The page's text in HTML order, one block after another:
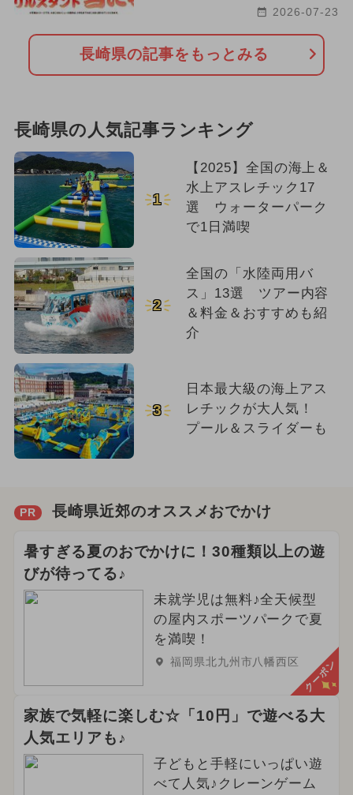
2026-07-23
長崎県の記事をもっとみる
長崎県の人気記事ランキング
1
【2025】全国の海上＆
水上アスレチック17
選 ウォーターパーク
で1日満喫
2
全国の「水陸両用バ
ス」13選 ツアー内容
＆料金＆おすすめも紹
介
3
日本最大級の海上アス
レチックが大人気！
プール＆スライダーも
PR 長崎県近郊のオススメおでかけ
暑すぎる夏のおでかけに！30種類以上の遊
びが待ってる♪
未就学児は無料♪全天候型
の屋内スポーツパークで夏
を満喫！
福岡県北九州市八幡西区 クーポン
家族で気軽に楽しむ☆「10円」で遊べる大
人気エリアも♪
子どもと手軽にいっぱい遊
べて人気♪クレーンゲーム